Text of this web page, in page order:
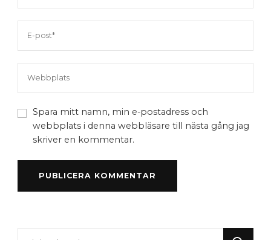
Spara mitt namn, min e-postadress och
webbplats i denna webbläsare till nästa gång jag
skriver en kommentar.